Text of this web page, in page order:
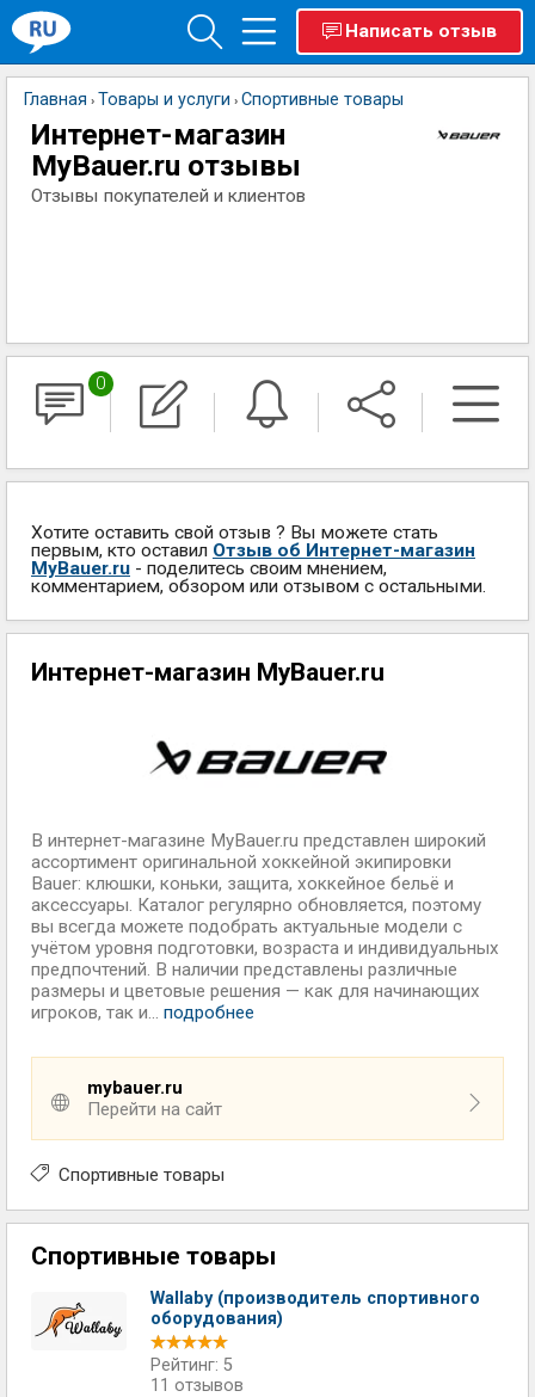
Написать отзыв
Главная › Товары и услуги › Спортивные товары
Интернет-магазин
MyBauer.ru отзывы
Отзывы покупателей и клиентов
0
Хотите оставить свой отзыв ? Вы можете стать
первым, кто оставил Отзыв об Интернет-магазин
MyBauer.ru - поделитесь своим мнением,
комментарием, обзором или отзывом с остальными.
Интернет-магазин MyBauer.ru
В интернет-магазине MyBauer.ru представлен широкий
ассортимент оригинальной хоккейной экипировки
Bauer: клюшки, коньки, защита, хоккейное бельё и
аксессуары. Каталог регулярно обновляется, поэтому
вы всегда можете подобрать актуальные модели с
учётом уровня подготовки, возраста и индивидуальных
предпочтений. В наличии представлены различные
размеры и цветовые решения — как для начинающих
игроков, так и... подробнее
mybauer.ru
Перейти на сайт
Спортивные товары
Спортивные товары
Wallaby (производитель спортивного
оборудования)
Рейтинг: 5
11 отзывов